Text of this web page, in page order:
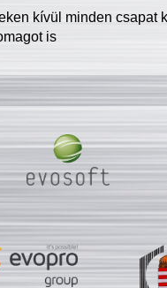
kívül minden csapat
is